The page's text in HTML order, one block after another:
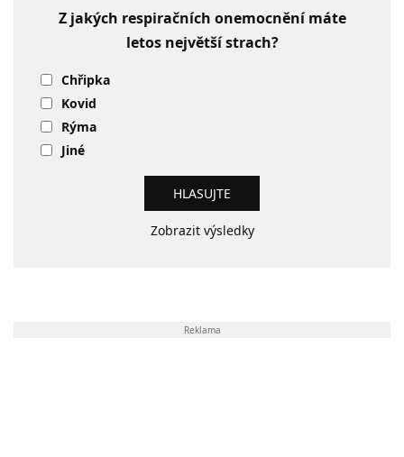
Z jakých respiračních onemocnění máte
letos největší strach?
Chřipka
Kovid
Rýma
Jiné
Zobrazit výsledky
Reklama